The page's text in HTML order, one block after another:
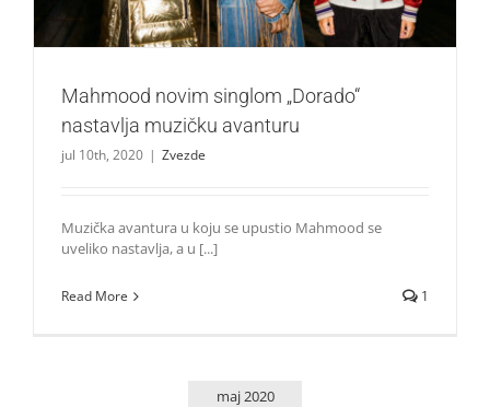
Mahmood novim singlom „Dorado“
nastavlja muzičku avanturu
jul 10th, 2020 | Zvezde
Muzička avantura u koju se upustio Mahmood se
uveliko nastavlja, a u [...]
Read More 1
maj 2020